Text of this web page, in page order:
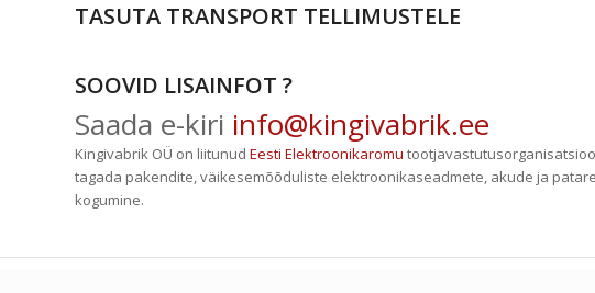
TASUTA TRANSPORT TELLIMUSTELE
SOOVID LISAINFOT ?
Saada e-kiri info@kingivabrik.ee
Kingivabrik OÜ on liitunudEesti Elektroonikaromu
tagada pakendite, väikesemõõduliste elektroonikaseadmete, akude ja
kogumine.